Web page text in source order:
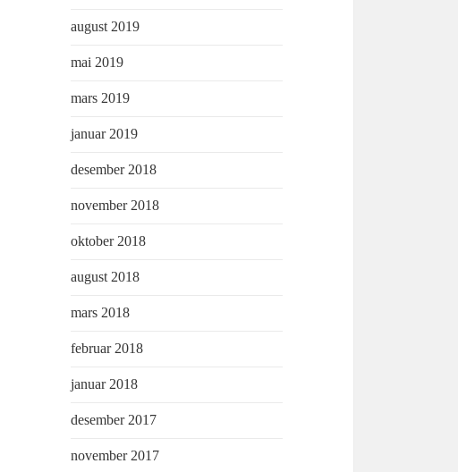
august 2019
mai 2019
mars 2019
januar 2019
desember 2018
november 2018
oktober 2018
august 2018
mars 2018
februar 2018
januar 2018
desember 2017
november 2017